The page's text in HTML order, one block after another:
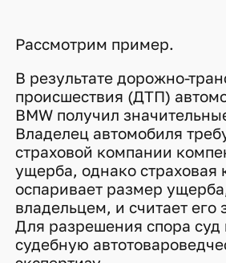
Рассмотрим пример.
В результате дорожно-
происшествия (ДТП)
BMW получил
Владелец автомобиля
страховой компании
ущерба, однако страховая
оспаривает размер
владельцем, и считает
Для разрешения спора суд
судебную